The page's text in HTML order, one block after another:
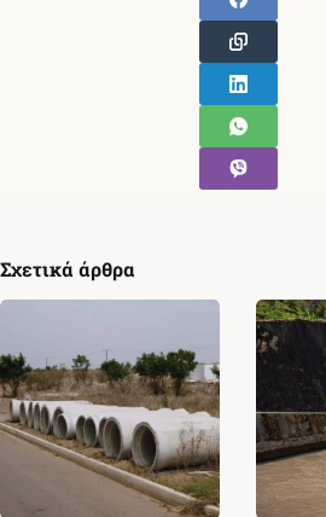
Σχετικά άρθρα